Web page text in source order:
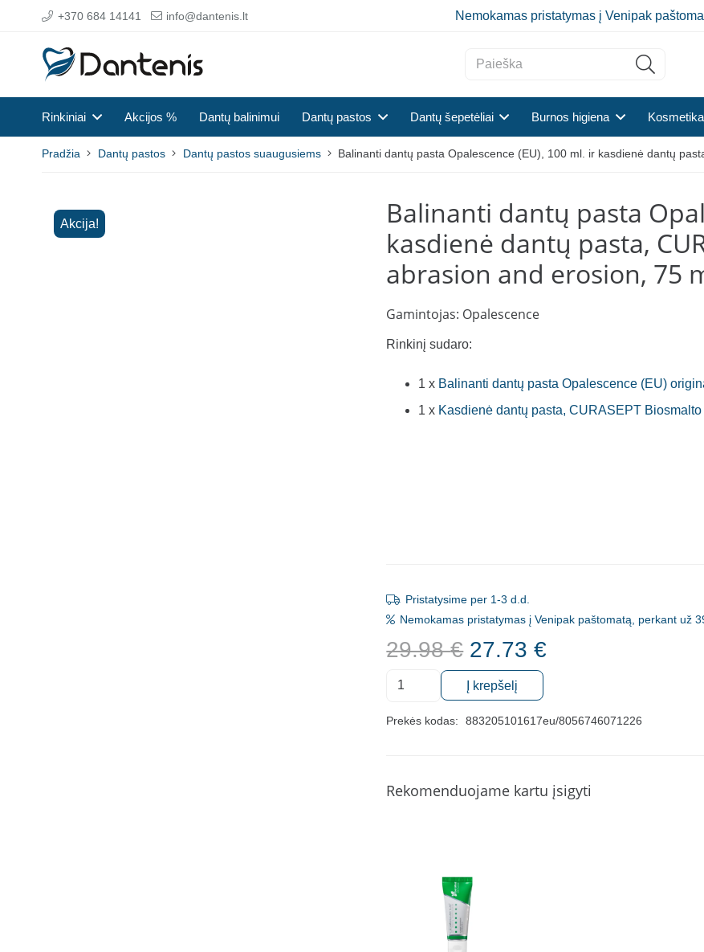
+370 684 14141 info@dantenis.lt Nemokamas pristatymas į Venipak
Rinkiniai Akcijos % Dantų balinimui Dantų pastos Dantų šepetėliai Burnos higiena Kosmetika
Pradžia Dantų pastos Dantų pastos suaugusiems Balinanti dantų pasta Opalescence (EU), 100 ml. ir kasdienė dantų
Akcija!
Balinanti dantų pasta
kasdienė dantų pasta,
abrasion and erosion, 75
Gamintojas: Opalescence
Rinkinį sudaro:
1 x Balinanti dantų pasta Opalescence (EU)
1 x Kasdienė dantų pasta, CURASEPT
Pristatysime per 1-3 d.d.
Nemokamas pristatymas į Venipak paštomatą, perkant už
29.98€ Original
price
was:
29.98 €.
27.73€
produkto
Balinanti
(EU),
CURASEPT
Į krepšelį
Prekės kodas: 883205101617eu/8056746071226
Rekomenduojame kartu įsigyti